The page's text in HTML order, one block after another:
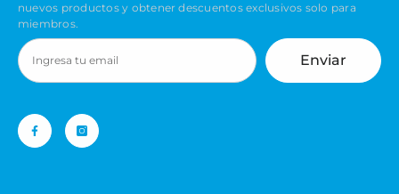
nuevos productos y obtener descuentos exclusivos solo para
miembros.
Enviar